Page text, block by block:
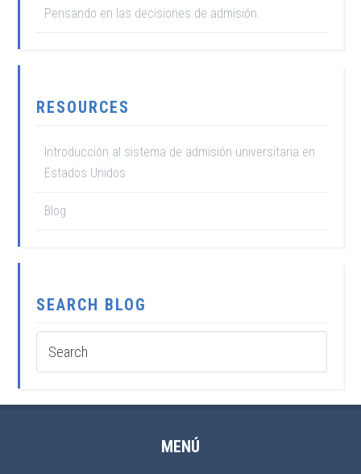
Pensando en las decisiones de admisión.
RESOURCES
Introducción al sistema de admisión universitaria en
Estados Unidos
Blog
SEARCH BLOG
MENÚ